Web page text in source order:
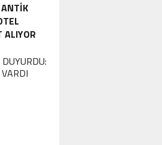
ANTIK
ALIYOR